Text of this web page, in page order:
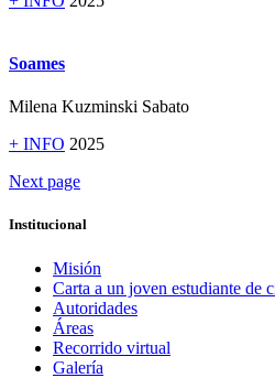
Soames
Milena Kuzminski Sabato
+ INFO 2025
Next page
Institucional
Misión
Carta a un joven estudiante de
Autoridades
Áreas
Recorrido virtual
Galería